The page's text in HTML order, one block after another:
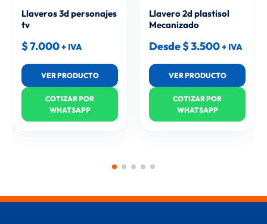
Llaveros 3d personajes
tv
$7.000+ IVA
VER PRODUCTO
COTIZAR POR
WHATSAPP
Llavero 2d plastisol
Mecanizado
Desde$3.500+ IVA
VER PRODUCTO
COTIZAR POR
WHATSAPP